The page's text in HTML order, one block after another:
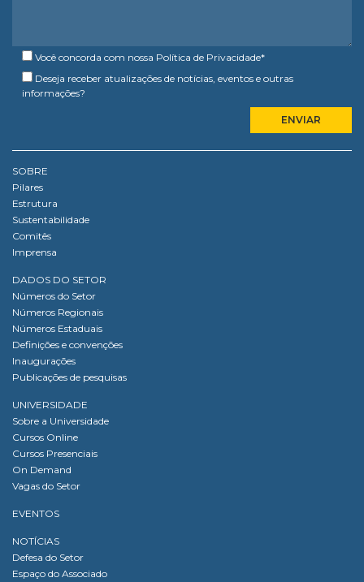
Você concorda com nossa Política de Privacidade*
Deseja receber atualizações de notícias, eventos e outras
informações?
SOBRE
Pilares
Estrutura
Sustentabilidade
Comitês
Imprensa
DADOS DO SETOR
Números do Setor
Números Regionais
Números Estaduais
Definições e convenções
Inaugurações
Publicações de pesquisas
UNIVERSIDADE
Sobre a Universidade
Cursos Online
Cursos Presenciais
On Demand
Vagas do Setor
EVENTOS
NOTÍCIAS
Defesa do Setor
Espaço do Associado